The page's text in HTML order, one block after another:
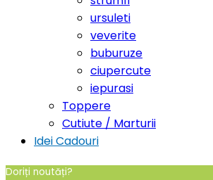
ursuleti
veverite
buburuze
ciupercute
iepurasi
Toppere
Cutiute / Marturii
Idei Cadouri
Doriți noutăți?